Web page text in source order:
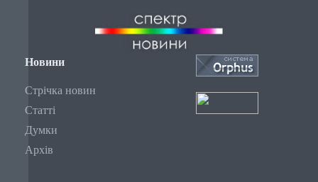
Новини
Стрічка новин
Статті
Думки
Архів